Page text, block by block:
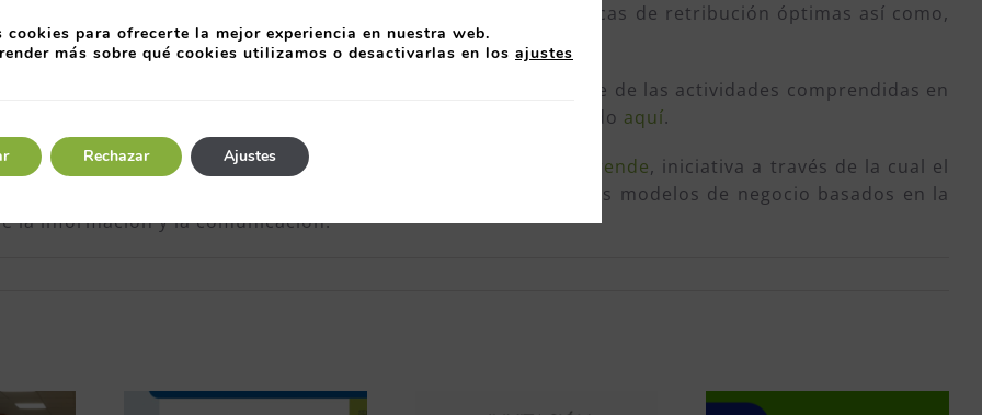
la idoneidad de los trabajadores, cómo se establecen políticas de retribución óptimas así como,
de puesto entre otros.
habitualmente se el Ayuntamiento desarrolla la mayor parte de las actividades comprendidas en
a 14:30h. Puede ver más información de este taller pinchando aquí.
con elAyuntamiento de Oviedo Oviedo Emprende, iniciativa a través de la cual el
para adaptarlo a las necesidades actuales y a los nuevos modelos de negocio basados en la
la información y la comunicación.
cookies para ofrecerte la mejor experiencia en nuestra web.
más sobre qué cookies utilizamos o desactivarlas en los ajustes
Rechazar Ajustes